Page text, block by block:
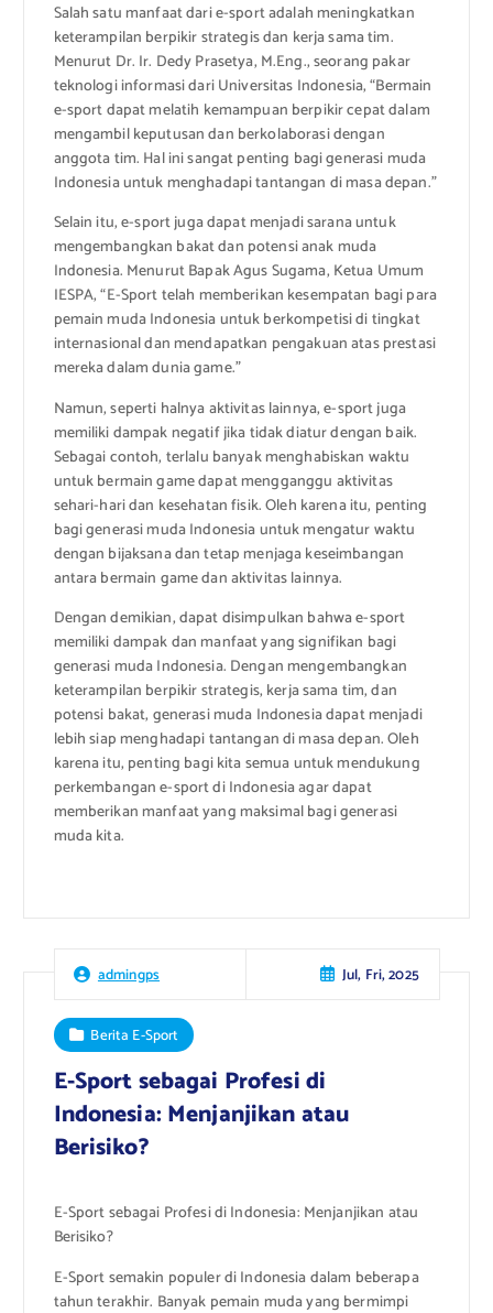
Salah satu manfaat dari e-sport adalah meningkatkan
keterampilan berpikir strategis dan kerja sama tim.
Menurut Dr. Ir. Dedy Prasetya, M.Eng., seorang pakar
teknologi informasi dari Universitas Indonesia, “Bermain
e-sport dapat melatih kemampuan berpikir cepat dalam
mengambil keputusan dan berkolaborasi dengan
anggota tim. Hal ini sangat penting bagi generasi muda
Indonesia untuk menghadapi tantangan di masa depan.”
Selain itu, e-sport juga dapat menjadi sarana untuk
mengembangkan bakat dan potensi anak muda
Indonesia. Menurut Bapak Agus Sugama, Ketua Umum
IESPA, “E-Sport telah memberikan kesempatan bagi para
pemain muda Indonesia untuk berkompetisi di tingkat
internasional dan mendapatkan pengakuan atas prestasi
mereka dalam dunia game.”
Namun, seperti halnya aktivitas lainnya, e-sport juga
memiliki dampak negatif jika tidak diatur dengan baik.
Sebagai contoh, terlalu banyak menghabiskan waktu
untuk bermain game dapat mengganggu aktivitas
sehari-hari dan kesehatan fisik. Oleh karena itu, penting
bagi generasi muda Indonesia untuk mengatur waktu
dengan bijaksana dan tetap menjaga keseimbangan
antara bermain game dan aktivitas lainnya.
Dengan demikian, dapat disimpulkan bahwa e-sport
memiliki dampak dan manfaat yang signifikan bagi
generasi muda Indonesia. Dengan mengembangkan
keterampilan berpikir strategis, kerja sama tim, dan
potensi bakat, generasi muda Indonesia dapat menjadi
lebih siap menghadapi tantangan di masa depan. Oleh
karena itu, penting bagi kita semua untuk mendukung
perkembangan e-sport di Indonesia agar dapat
memberikan manfaat yang maksimal bagi generasi
muda kita.
admingps Jul, Fri, 2025
Berita E-Sport
E-Sport sebagai Profesi di
Indonesia: Menjanjikan atau
Berisiko?
E-Sport sebagai Profesi di Indonesia: Menjanjikan atau
Berisiko?
E-Sport semakin populer di Indonesia dalam beberapa
tahun terakhir. Banyak pemain muda yang bermimpi